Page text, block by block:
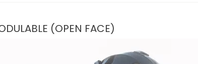
(OPEN FACE)